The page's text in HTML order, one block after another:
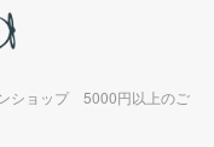
ショップ 5000円以上のご